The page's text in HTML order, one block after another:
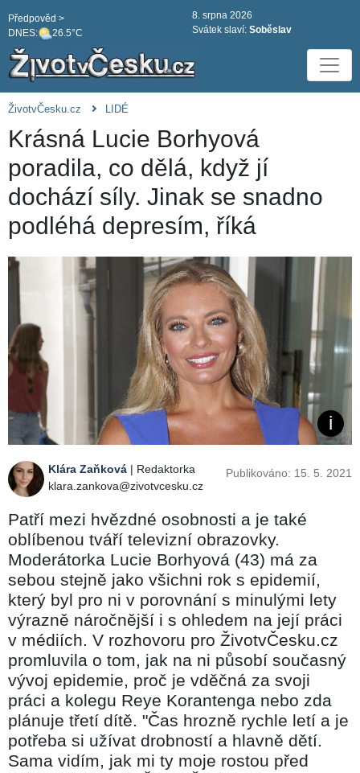
DNES: 26.5°C
Předpověd >
8. srpna 2026
Svátek slaví: Soběslav
ŽivotvČesku.cz LIDÉ
Krásná Lucie Borhyová
poradila, co dělá, když jí
dochází síly. Jinak se snadno
podléhá depresím, říká
Klára Zaňková | Redaktorka
klara.zankova@zivotvcesku.cz
Publikováno: 15. 5. 2021
Patří mezi hvězdné osobnosti a je také
oblíbenou tváří televizní obrazovky.
Moderátorka Lucie Borhyová (43) má za
sebou stejně jako všichni rok s epidemií,
který byl pro ni v porovnání s minulými lety
výrazně náročnější i s ohledem na její práci
v médiích. V rozhovoru pro ŽivotvČesku.cz
promluvila o tom, jak na ni působí současný
vývoj epidemie, proč je vděčná za svoji
práci a kolegu Reye Korantenga nebo zda
plánuje třetí dítě. "Čas hrozně rychle letí a je
potřeba si užívat drobností a hlavně dětí.
Sama vidím, jak mi ty moje rostou před